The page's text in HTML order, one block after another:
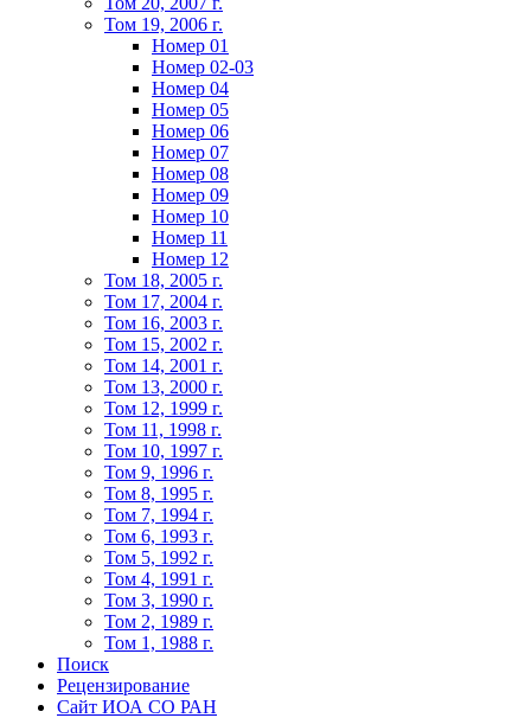
Том 19, 2006 г.
Номер 01
Номер 02-03
Номер 04
Номер 05
Номер 06
Номер 07
Номер 08
Номер 09
Номер 10
Номер 11
Номер 12
Том 18, 2005 г.
Том 17, 2004 г.
Том 16, 2003 г.
Том 15, 2002 г.
Том 14, 2001 г.
Том 13, 2000 г.
Том 12, 1999 г.
Том 11, 1998 г.
Том 10, 1997 г.
Том 9, 1996 г.
Том 8, 1995 г.
Том 7, 1994 г.
Том 6, 1993 г.
Том 5, 1992 г.
Том 4, 1991 г.
Том 3, 1990 г.
Том 2, 1989 г.
Том 1, 1988 г.
Поиск
Рецензирование
Сайт ИОА СО РАН